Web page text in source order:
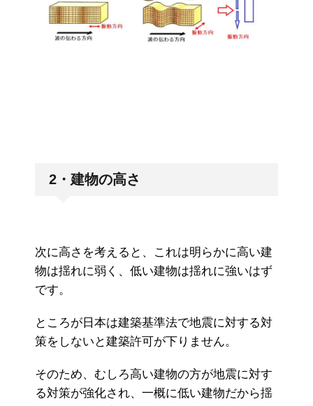
2・建物の高さ
次に高さを考えると、これは明らかに高い建
物は揺れに弱く、低い建物は揺れに強いはず
です。
ところが日本は建築基準法で地震に対する対
策をしないと建築許可が下りません。
そのため、むしろ高い建物の方が地震に対す
る対策が強化され、一概に低い建物だから揺